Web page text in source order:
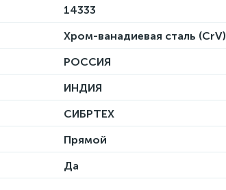
14333
Хром-ванадиевая сталь (CrV)
РОССИЯ
ИНДИЯ
СИБРТЕХ
Прямой
Да